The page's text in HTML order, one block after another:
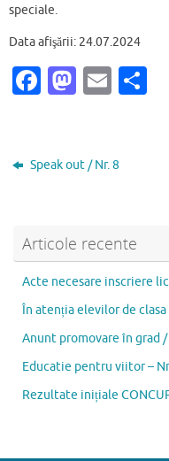
speciale.
Data afişării: 24.07.2024
Fa
b
k
M
d
E
l
Speak out / Nr. 8
Articole recente
Acte necesare inscriere
În atenția elevilor de
Anunt promovare în grad
Educatie pentru viitor –
Rezultate inițiale